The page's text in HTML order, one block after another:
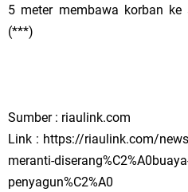
5 meter membawa korban ke
(***)
Sumber : riaulink.com
Link : https://riaulink.com/
meranti-
penyagun%C2%A0